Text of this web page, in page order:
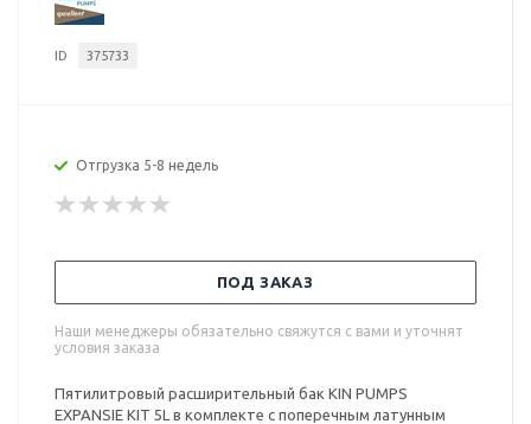
ID 375733
Отгрузка 5-8 недель
ПОД ЗАКАЗ
Наши менеджеры обязательно свяжутся с вами и уточнят
условия заказа
Пятилитровый расширительный бак KIN PUMPS
EXPANSIE KIT 5L в комплекте с поперечным латунным